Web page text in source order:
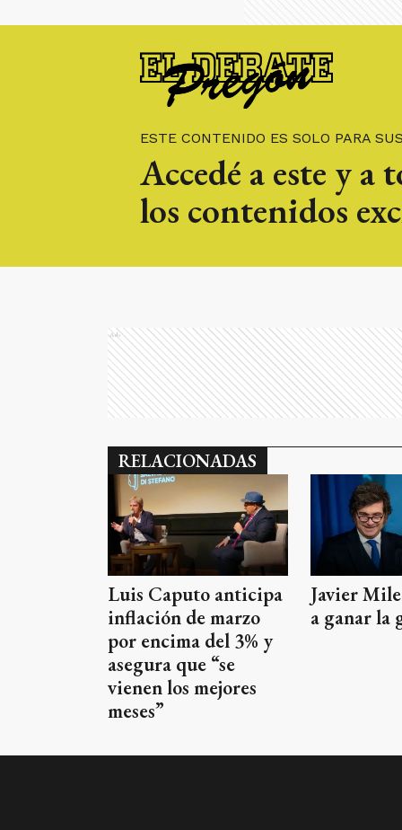
ESTE CONTENIDO ES SOLO PARA
Accedé a este y a
los contenidos
Ads
RELACIONADAS
Luis Caputo anticipa
inflación de marzo
por encima del 3% y
asegura que “se
vienen los mejores
meses”
Javier
a ganar la